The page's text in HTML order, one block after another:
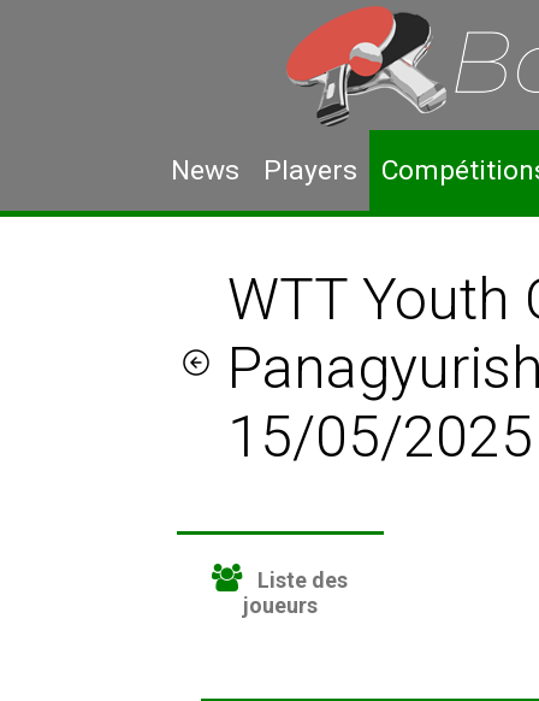
News Players
WTT Youth
15/05/2025
Liste des
joueurs